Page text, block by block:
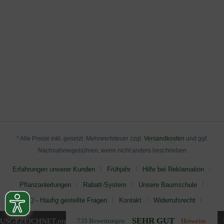
.org 735 Bewertungen SEHR GUT Hinweise
* Alle Preise inkl. gesetzl. Mehrwertsteuer zzgl. Versandkosten und ggf.
Nachnahmegebühren, wenn nicht anders beschrieben
Erfahrungen unserer Kunden Frühjahr Hilfe bei Reklamation
Pflanzanleitungen Rabatt-System Unsere Baumschule
FAQ - Häufig gestellte Fragen Kontakt Widerrufsrecht